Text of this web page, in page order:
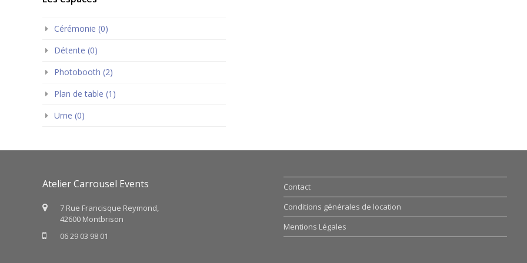
Cérémonie (0)
Détente (0)
Photobooth (2)
Plan de table (1)
Urne (0)
Atelier Carrousel Events
7 Rue Francisque Reymond,
42600 Montbrison
06 29 03 98 01
Contact
Conditions générales de location
Mentions Légales